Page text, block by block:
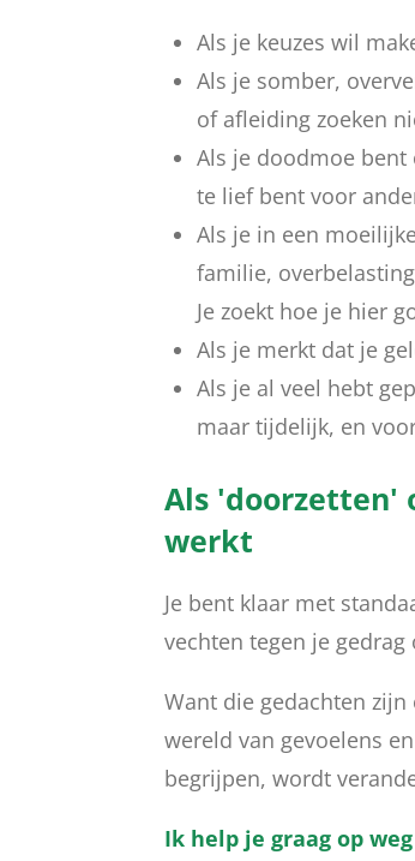
Als je keuzes wil
Als je somber,
of afleiding zoeken
Als je doodmoe bent
te lief bent voor
Als je in een
familie,
Je zoekt hoe je hier
Als je merkt dat je
Als je al veel hebt
maar tijdelijk, en
Als 'doorzetten'
werkt
Je bent klaar met
vechten tegen je
Want die gedachten
wereld van gevoelens
begrijpen, wordt
Ik help je graag op